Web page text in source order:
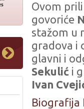
Ovom
govoriće
stažom u
gradova i
glavni i
Sekulić i
Ivan
Biografija